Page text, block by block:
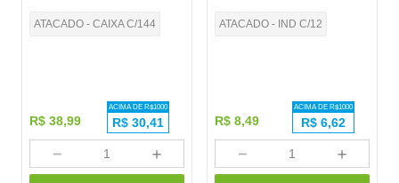
ATACADO - CAIXA C/144
R$ 38,99
ACIMA DE R$1000
R$ 30,41
＋
－
ATACADO - IND C/12
R$ 8,49
ACIMA DE R$1000
R$ 6,62
＋
－